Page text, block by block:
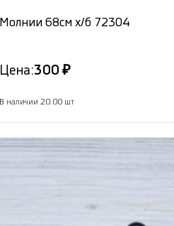
Молнии 68см х/б 72304
Цена:300 ₽
В наличии 20.00 шт